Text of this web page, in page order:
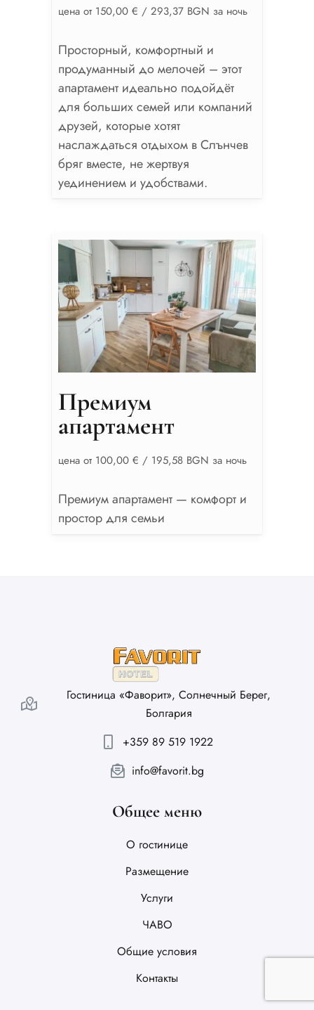
цена от 150,00 € / 293,37 BGN за ночь
Просторный, комфортный и
продуманный до мелочей – этот
апартамент идеально подойдёт
для больших семей или компаний
друзей, которые хотят
наслаждаться отдыхом в Слънчев
бряг вместе, не жертвуя
уединением и удобствами.
Премиум
апартамент
цена от 100,00 € / 195,58 BGN за ночь
Премиум апартамент — комфорт и
простор для семьи
Гостиница «Фаворит», Солнечный Берег,
Болгария
+359 89 519 1922
info@favorit.bg
Общее меню
О гостинице
Размещение
Услуги
ЧАВО
Общие условия
Контакты